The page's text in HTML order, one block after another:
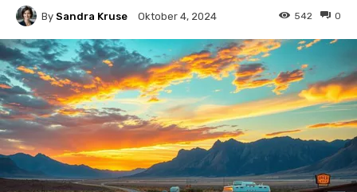
By Sandra Kruse Oktober 4, 2024 0
542